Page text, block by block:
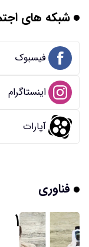
شبکه های
فیسبوک
اینستاگرام
آپارات
فناوری
۱